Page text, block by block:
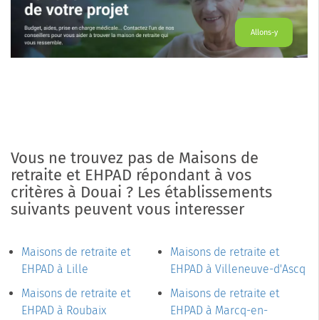
Allons-y
Vous ne trouvez pas de Maisons de
retraite et EHPAD répondant à vos
critères à Douai ? Les établissements
suivants peuvent vous interesser
Maisons de retraite et
EHPAD à Lille
Maisons de retraite et
EHPAD à Roubaix
Maisons de retraite et
EHPAD à Villeneuve-d'Ascq
Maisons de retraite et
EHPAD à Marcq-en-